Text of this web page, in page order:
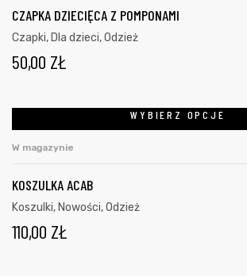
CZAPKA DZIECIĘCA Z POMPONAMI
Czapki, Dla dzieci,Odzież
50,00 ZŁ
WYBIERZ OPCJE
W magazynie
KOSZULKA ACAB
Koszulki, Nowości,Odzież
110,00 ZŁ